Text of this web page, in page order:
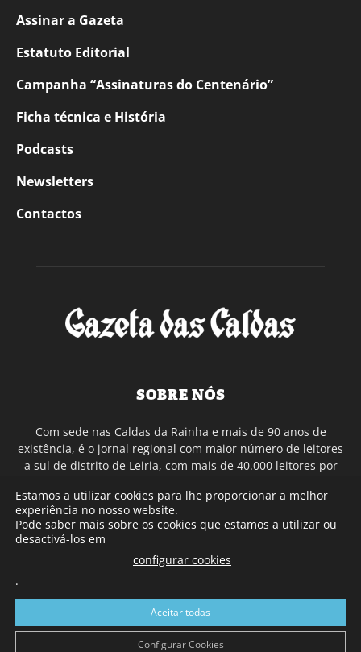
Assinar a Gazeta
Estatuto Editorial
Campanha “Assinaturas do Centenário”
Ficha técnica e História
Podcasts
Newsletters
Contactos
SOBRE NÓS
Com sede nas Caldas da Rainha e mais de 90 anos de
existência, é o jornal regional com maior número de leitores
a sul de distrito de Leiria, com mais de 40.000 leitores por
Continental e assinatura online.
SIGA-NOS
Estamos a utilizar cookies para lhe proporcionar a melhor
experiência no nosso website.
Pode saber mais sobre os cookies que estamos a utilizar ou
desactivá-los em
configurar cookies
.
Aceitar todas
Configurar Cookies